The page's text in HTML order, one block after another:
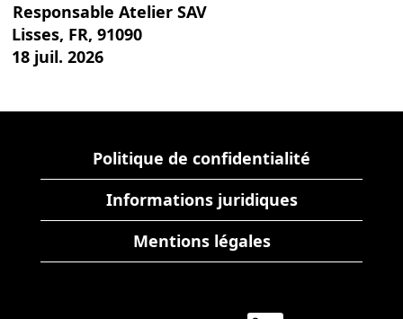
Responsable Atelier SAV
Lisses, FR, 91090
18 juil. 2026
Politique de confidentialité
Informations juridiques
Mentions légales